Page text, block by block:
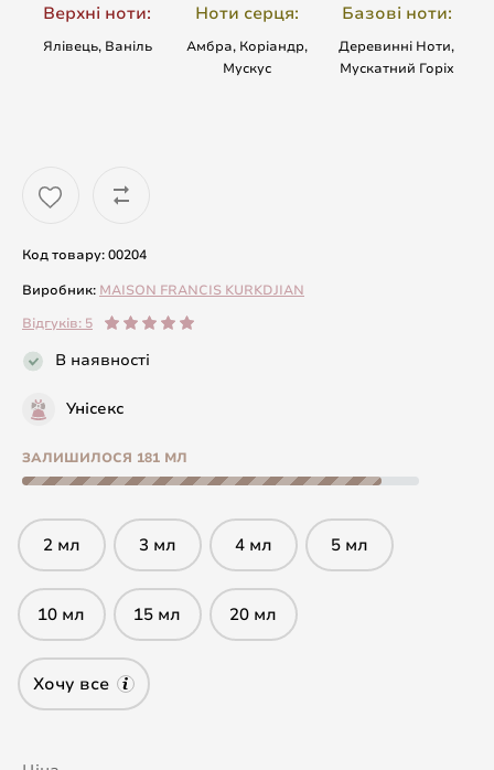
Верхні ноти:
Ялівець, Ваніль
Ноти серця:
Амбра, Коріандр,
Мускус
Базові ноти:
Деревинні Ноти,
Мускатний Горіх
Код товару: 00204
Виробник: MAISON FRANCIS KURKDJIAN
Відгуків: 5
В наявності
Унісекс
ЗАЛИШИЛОСЯ 181 МЛ
2 мл 3 мл 4 мл 5 мл
10 мл 15 мл 20 мл
Хочу все